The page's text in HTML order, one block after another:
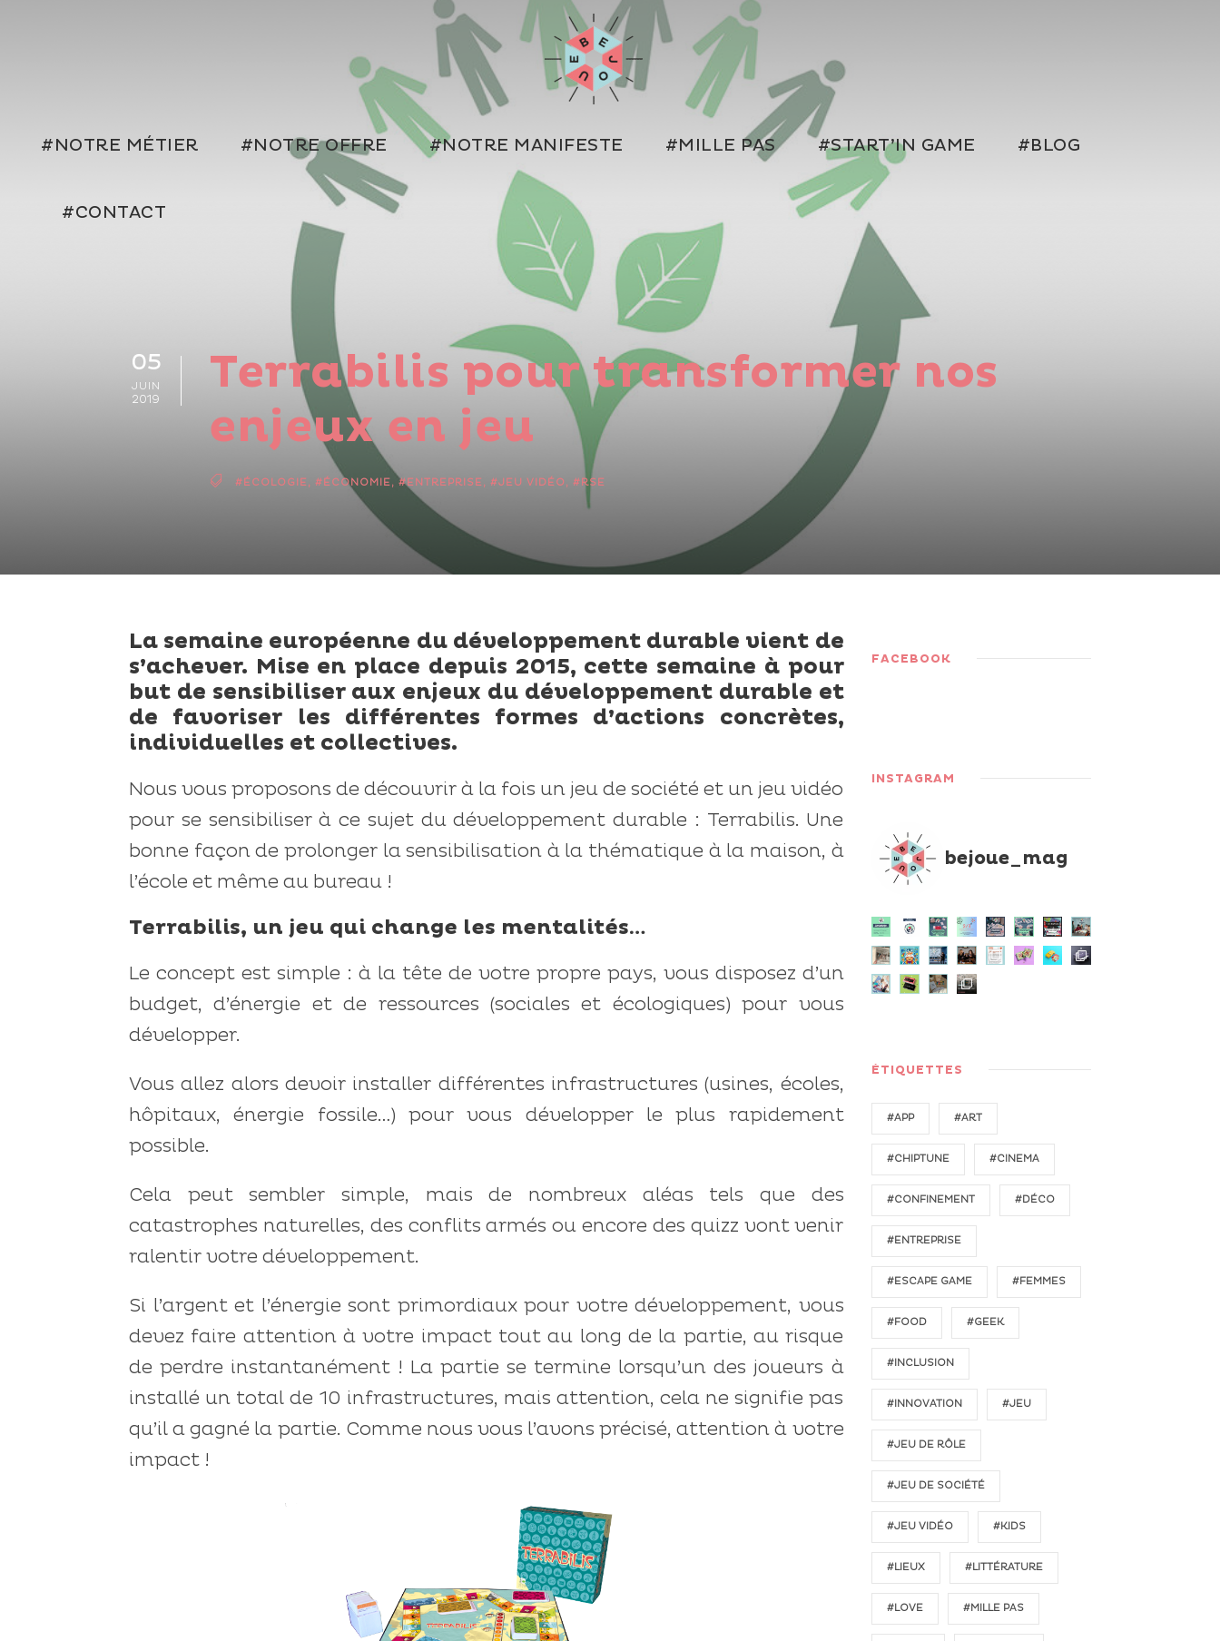
#NOTRE MÉTIER #NOTRE OFFRE #NOTRE MANIFESTE #MILLE PAS #START’IN GAME #BLOG
#CONTACT
05
JUIN
2019
Terrabilis pour transformer nos
enjeux en jeu
#ÉCOLOGIE, #ÉCONOMIE, #ENTREPRISE, #JEU VIDÉO, #RSE
La semaine européenne du développement durable vient de
s’achever. Mise en place depuis 2015, cette semaine à pour
but de sensibiliser aux enjeux du développement durable et
de favoriser les différentes formes d’actions concrètes,
individuelles et collectives.
Nous vous proposons de découvrir à la fois un jeu de société et un jeu vidéo
pour se sensibiliser à ce sujet du développement durable : Terrabilis. Une
bonne façon de prolonger la sensibilisation à la thématique à la maison, à
l’école et même au bureau !
Terrabilis, un jeu qui change les mentalités…
Le concept est simple : à la tête de votre propre pays, vous disposez d’un
budget, d’énergie et de ressources (sociales et écologiques) pour vous
développer.
Vous allez alors devoir installer différentes infrastructures (usines, écoles,
hôpitaux, énergie fossile…) pour vous développer le plus rapidement
possible.
Cela peut sembler simple, mais de nombreux aléas tels que des
catastrophes naturelles, des conflits armés ou encore des quizz vont venir
ralentir votre développement.
Si l’argent et l’énergie sont primordiaux pour votre développement, vous
devez faire attention à votre impact tout au long de la partie, au risque
de perdre instantanément ! La partie se termine lorsqu’un des joueurs à
installé un total de 10 infrastructures, mais attention, cela ne signifie pas
qu’il a gagné la partie. Comme nous vous l’avons précisé, attention à votre
impact !
FACEBOOK
INSTAGRAM
bejoue_mag
ÉTIQUETTES
#APP #ART
#CHIPTUNE #CINEMA
#CONFINEMENT #DÉCO
#ENTREPRISE
#ESCAPE GAME #FEMMES
#FOOD #GEEK
#INCLUSION
#INNOVATION #JEU
#JEU DE RÔLE
#JEU DE SOCIÉTÉ
#JEU VIDÉO #KIDS
#LIEUX #LITTÉRATURE
#LOVE #MILLE PAS